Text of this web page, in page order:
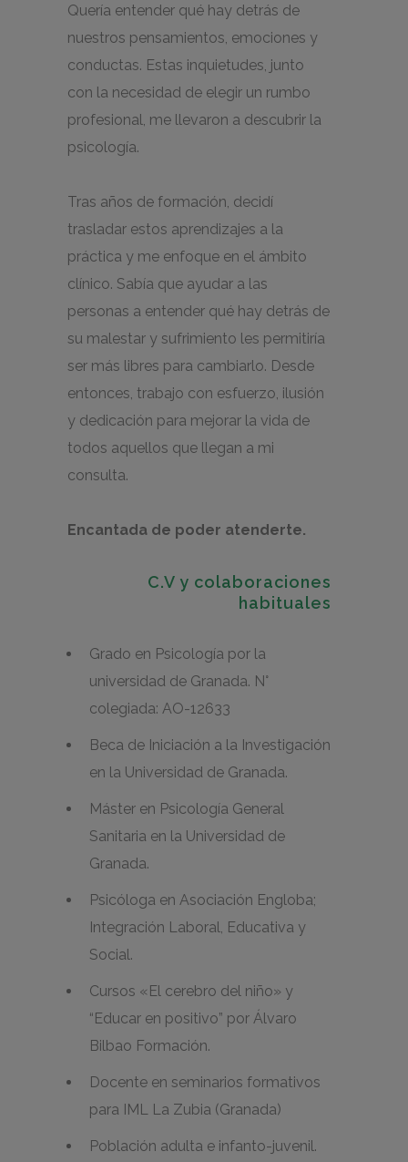
Quería entender qué hay detrás de
nuestros pensamientos, emociones y
conductas. Estas inquietudes, junto
con la necesidad de elegir un rumbo
profesional, me llevaron a descubrir la
psicología.
Tras años de formación, decidí
trasladar estos aprendizajes a la
práctica y me enfoque en el ámbito
clínico. Sabía que ayudar a las
personas a entender qué hay detrás de
su malestar y sufrimiento les permitiría
ser más libres para cambiarlo. Desde
entonces, trabajo con esfuerzo, ilusión
y dedicación para mejorar la vida de
todos aquellos que llegan a mi
consulta.
Encantada de poder atenderte.
C.V y colaboraciones
habituales
Grado en Psicología por la
universidad de Granada. N°
colegiada: AO-12633
Beca de Iniciación a la Investigación
en la Universidad de Granada.
Máster en Psicología General
Sanitaria en la Universidad de
Granada.
Psicóloga en Asociación Engloba;
Integración Laboral, Educativa y
Social.
Cursos «El cerebro del niño» y
“Educar en positivo” por Álvaro
Bilbao Formación.
Docente en seminarios formativos
para IML La Zubia (Granada)
Población adulta e infanto-juvenil.